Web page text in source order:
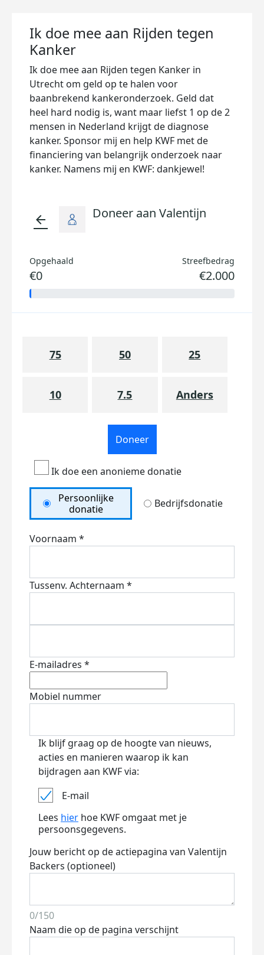
Ik doe mee aan Rijden tegen
Kanker
Ik doe mee aan Rijden tegen Kanker in
Utrecht om geld op te halen voor
baanbrekend kankeronderzoek. Geld dat
heel hard nodig is, want maar liefst 1 op de 2
mensen in Nederland krijgt de diagnose
kanker. Sponsor mij en help KWF met de
financiering van belangrijk onderzoek naar
kanker. Namens mij en KWF: dankjewel!
arrow_back Doneer aan Valentijn
Opgehaald
€0
Streefbedrag
€2.000
75 50 25
10 7.5 Anders
Doneer
Ik doe een anonieme donatie
Persoonlijke
donatie
Bedrijfsdonatie
Voornaam *
Tussenv. Achternaam *
E-mailadres *
Mobiel nummer
Ik blijf graag op de hoogte van nieuws,
acties en manieren waarop ik kan
bijdragen aan KWF via:
E-mail
Lees hier hoe KWF omgaat met je
persoonsgegevens.
Jouw bericht op de actiepagina van Valentijn
Backers (optioneel)
0/150
Naam die op de pagina verschijnt